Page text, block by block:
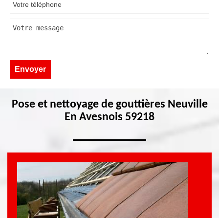
Pose et nettoyage de gouttières Neuville
En Avesnois 59218